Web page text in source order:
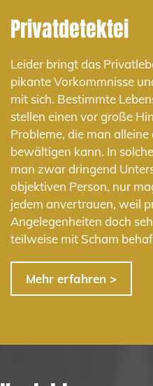
Privatdetektei
Leider bringt das
pikante Vorkommnisse
mit sich. Bestimmte
stellen einen vor große
Probleme, die man
bewältigen kann. In
man zwar dringend
objektiven Person, nur
jedem anvertrauen, weil
Angelegenheiten doch
teilweise mit Scham
Mehr erfahren >